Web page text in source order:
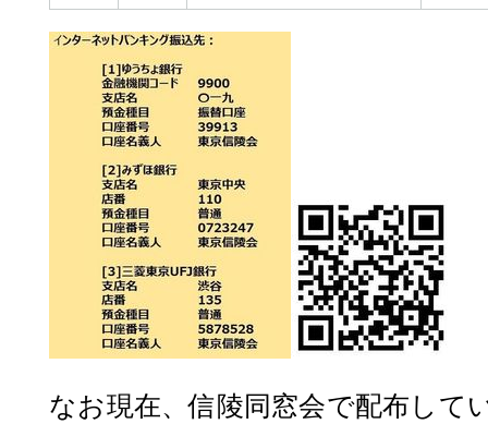
なお現在、信陵同窓会で配布して